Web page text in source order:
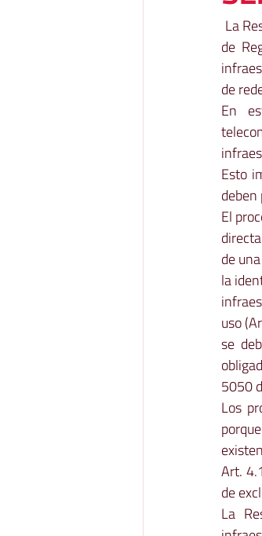
La
de
de
En
Esto
deben
El
de
la
uso
se
5050
Los
Art.
de
La